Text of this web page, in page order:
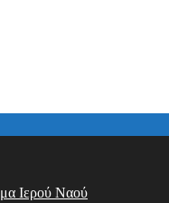
Ιερού Ναού